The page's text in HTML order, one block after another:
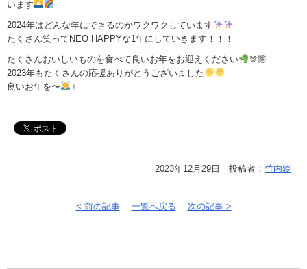
います
2024年はどんな年にできるのかワクワクしています
たくさん笑ってNEO HAPPYな1年にしていきます！！！
たくさんおいしいものを食べて良いお年をお迎えください
🫶🏼
2023年もたくさんの応援ありがとうございました
良いお年を〜
‍♀️
2023年12月29日 投稿者： 竹内鈴
< 前の記事 一覧へ戻る 次の記事 >